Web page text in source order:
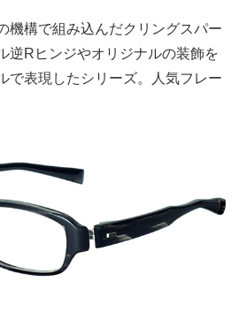
機構で組み込んだクリングスパー
逆Rヒンジやオリジナルの装飾を
で表現したシリーズ。人気フレー